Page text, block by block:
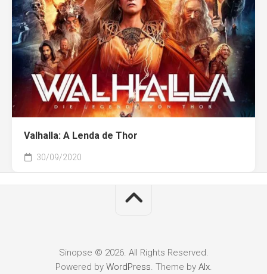
Valhalla: A Lenda de Thor
30/09/2020
Sinopse © 2026. All Rights Reserved.
Powered by WordPress. Theme by Alx.